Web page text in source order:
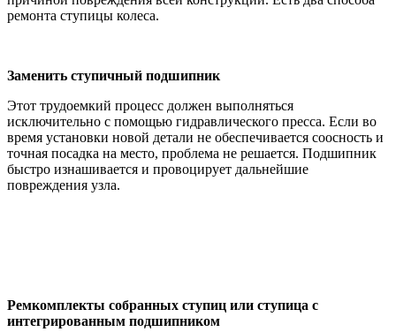
ремонта ступицы колеса.
Заменить ступичный подшипник
Этот трудоемкий процесс должен выполняться
исключительно с помощью гидравлического пресса. Если во
время установки новой детали не обеспечивается соосность и
точная посадка на место, проблема не решается. Подшипник
быстро изнашивается и провоцирует дальнейшие
повреждения узла.
Ремкомплекты собранных ступиц или ступица с
интегрированным подшипником